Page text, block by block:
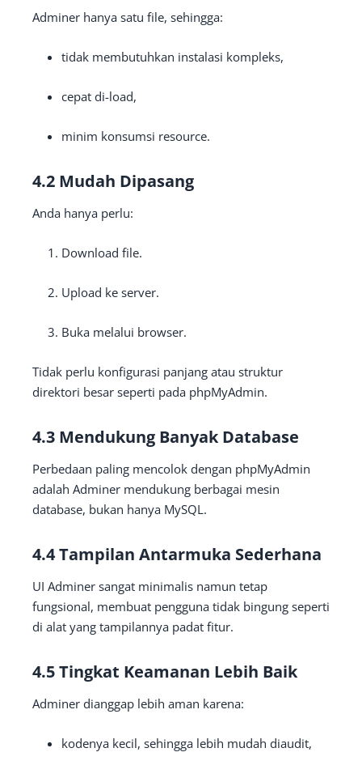
Adminer hanya satu file, sehingga:
tidak membutuhkan instalasi kompleks,
cepat di-load,
minim konsumsi resource.
4.2 Mudah Dipasang
Anda hanya perlu:
Download file.
Upload ke server.
Buka melalui browser.
Tidak perlu konfigurasi panjang atau struktur
direktori besar seperti pada phpMyAdmin.
4.3 Mendukung Banyak Database
Perbedaan paling mencolok dengan phpMyAdmin
adalah Adminer mendukung berbagai mesin
database, bukan hanya MySQL.
4.4 Tampilan Antarmuka Sederhana
UI Adminer sangat minimalis namun tetap
fungsional, membuat pengguna tidak bingung seperti
di alat yang tampilannya padat fitur.
4.5 Tingkat Keamanan Lebih Baik
Adminer dianggap lebih aman karena:
kodenya kecil, sehingga lebih mudah diaudit,